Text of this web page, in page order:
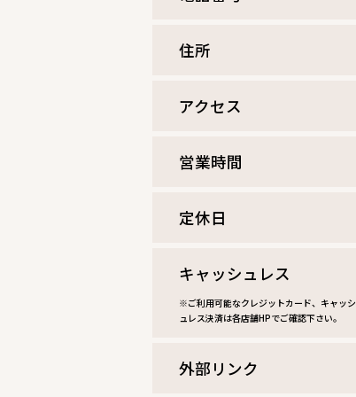
住所
アクセス
営業時間
定休⽇
キャッシュレス
※ご利用可能なクレジットカード、キャッシ
ュレス決済は各店舗HPでご確認下さい。
外部リンク